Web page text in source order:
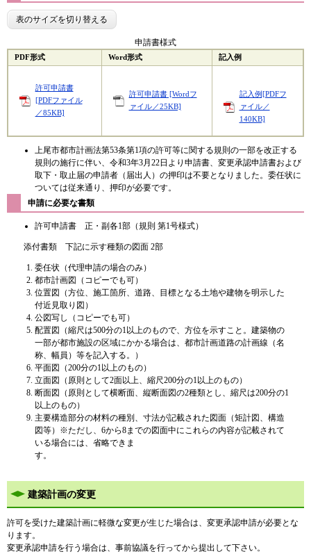
表のサイズを切り替える
申請書様式
PDF形式 Word形式 記入例
許可申請書
[PDFファイル
／85KB]
許可申請書 [Wordフ
ァイル／25KB]
記入例[PDFフ
ァイル／
140KB]
上尾市都市計画法第53条第1項の許可等に関する規則の一部を改正する
規則の施行に伴い、令和3年3月22日より申請書、変更承認申請書および
取下・取止届の申請者（届出人）の押印は不要となりました。委任状に
ついては従来通り、押印が必要です。​
申請に必要な書類
許可申請書 正・副各1部（規則 第1号様式）
添付書類 下記に示す種類の図面 2部
委任状（代理申請の場合のみ）
都市計画図（コピーでも可）
位置図（方位、施工箇所、道路、目標となる土地や建物を明示した
付近見取り図）
公図写し（コピーでも可）
配置図（縮尺は500分の1以上のもので、方位を示すこと。建築物の
一部が都市施設の区域にかかる場合は、都市計画道路の計画線（名
称、幅員）等を記入する。）
平面図（200分の1以上のもの）
立面図（原則として2面以上、縮尺200分の1以上のもの）
断面図（原則として横断面、縦断面図の2種類とし、縮尺は200分の1
以上のもの）
主要構造部分の材料の種別、寸法が記載された図面（矩計図、構造
図等）※ただし、6から8までの図面中にこれらの内容が記載されて
いる場合には、省略できま
す。
​建築計画の変更
許可を受けた建築計画に軽微な変更が生じた場合は、変更承認申請が必要とな
ります。
変更承認申請を行う場合は、事前協議を行ってから提出して下さい。